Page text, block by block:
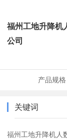
福州工地升降机
公司
产品规格
关键词
福州工地升降机人